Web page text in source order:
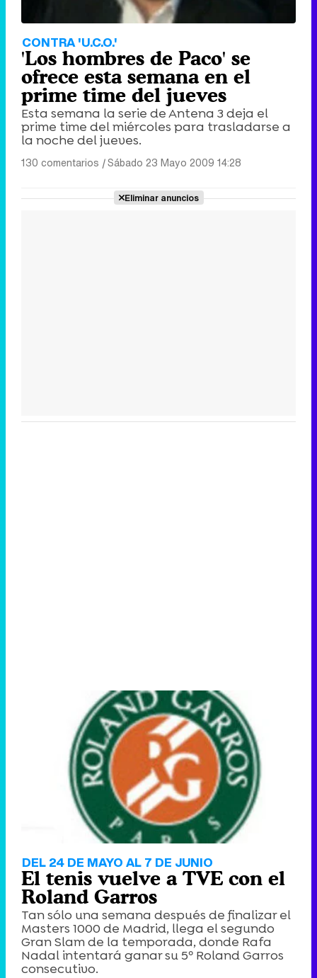
CONTRA 'U.C.O.'
'Los hombres de Paco' se
ofrece esta semana en el
prime time del jueves
Esta semana la serie de Antena 3 deja el
prime time del miércoles para trasladarse a
la noche del jueves.
130 comentarios |Sábado 23 Mayo 2009 14:28
Eliminar anuncios
DEL 24 DE MAYO AL 7 DE JUNIO
El tenis vuelve a TVE con el
Roland Garros
Tan sólo una semana después de finalizar el
Masters 1000 de Madrid, llega el segundo
Gran Slam de la temporada, donde Rafa
Nadal intentará ganar su 5º Roland Garros
consecutivo.